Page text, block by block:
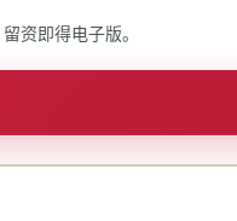
资即得电子版。